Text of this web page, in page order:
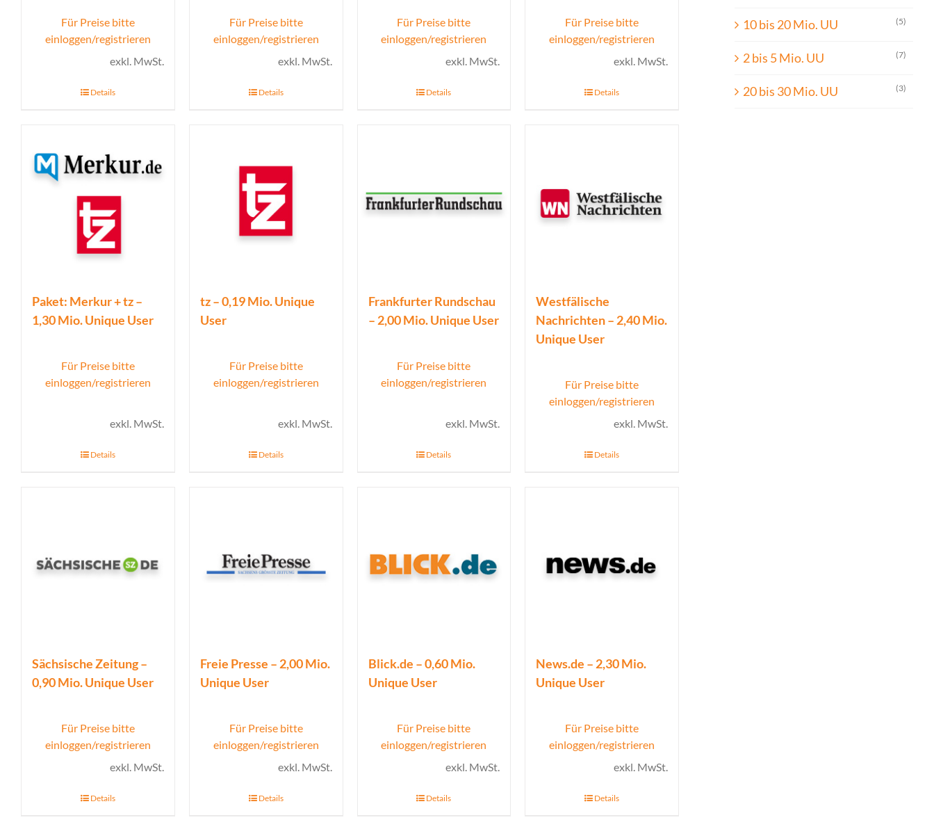
Für Preise bitte
einloggen/registrieren
exkl. MwSt.
Details
Für Preise bitte
einloggen/registrieren
exkl. MwSt.
Details
Für Preise bitte
einloggen/registrieren
exkl. MwSt.
Details
Für Preise bitte
einloggen/registrieren
exkl. MwSt.
Details
Paket: Merkur + tz –
1,30 Mio. Unique User
Für Preise bitte
einloggen/registrieren
exkl. MwSt.
Details
tz – 0,19 Mio. Unique
User
Für Preise bitte
einloggen/registrieren
exkl. MwSt.
Details
Frankfurter Rundschau
– 2,00 Mio. Unique User
Für Preise bitte
einloggen/registrieren
exkl. MwSt.
Details
Westfälische
Nachrichten – 2,40 Mio.
Unique User
Für Preise bitte
einloggen/registrieren
exkl. MwSt.
Details
Sächsische Zeitung –
0,90 Mio. Unique User
Für Preise bitte
einloggen/registrieren
exkl. MwSt.
Details
Freie Presse – 2,00 Mio.
Unique User
Für Preise bitte
einloggen/registrieren
exkl. MwSt.
Details
Blick.de – 0,60 Mio.
Unique User
Für Preise bitte
einloggen/registrieren
exkl. MwSt.
Details
News.de – 2,30 Mio.
Unique User
Für Preise bitte
einloggen/registrieren
exkl. MwSt.
Details
10 bis 20 Mio. UU (5)
2 bis 5 Mio. UU (7)
20 bis 30 Mio. UU (3)